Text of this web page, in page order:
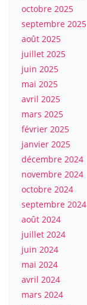
octobre 2025
septembre 2025
août 2025
juillet 2025
juin 2025
mai 2025
avril 2025
mars 2025
février 2025
janvier 2025
décembre 2024
novembre 2024
octobre 2024
septembre 2024
août 2024
juillet 2024
juin 2024
mai 2024
avril 2024
mars 2024